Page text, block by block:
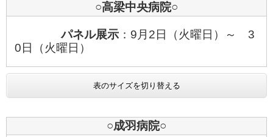
○高梁中央病院○
パネル展示：9月2日（火曜日）～ 3
0日（火曜日）
表のサイズを切り替える
○成羽病院○